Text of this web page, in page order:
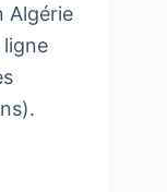
Algérie
ligne